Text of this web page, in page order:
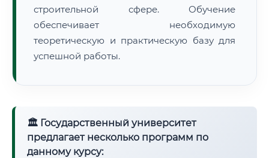
строительной сфере. Обучение
обеспечивает необходимую
теоретическую и практическую базу для
успешной работы.
🏛 Государственный университет
предлагает несколько программ по
данному курсу: